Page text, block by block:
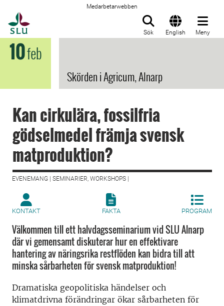
Medarbetarwebben
Sök English Meny
10feb
Skörden i Agricum, Alnarp
Kan cirkulära, fossilfria
gödselmedel främja svensk
matproduktion?
EVENEMANG | SEMINARIER, WORKSHOPS |
KONTAKT FAKTA PROGRAM
Välkommen till ett halvdagsseminarium vid SLU Alnarp
där vi gemensamt diskuterar hur en effektivare
hantering av näringsrika restflöden kan bidra till att
minska sårbarheten för svensk matproduktion!
Dramatiska geopolitiska händelser och
klimatdrivna förändringar ökar sårbarheten för